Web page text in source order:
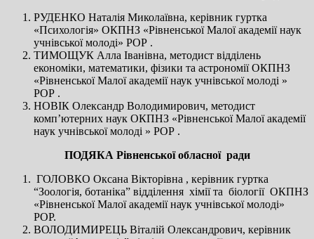
РУДЕНКО Наталія Миколаївна, керівник гуртка
«Психологія» ОКПНЗ «Рівненської Малої академії наук
учнівської молоді» РОР .
ТИМОЩУК Алла Іванівна, методист відділень
економіки, математики, фізики та астрономії ОКПНЗ
«Рівненської Малої академії наук учнівської молоді »
РОР .
НОВІК Олександр Володимирович, методист
комп’ютерних наук ОКПНЗ «Рівненської Малої академії
наук учнівської молоді » РОР .
ПОДЯКА Рівненської обласної ради
ГОЛОВКО Оксана Вікторівна , керівник гуртка
“Зоологія, ботаніка” відділення хімії та біології ОКПНЗ
«Рівненської Малої академії наук учнівської молоді»
РОР.
ВОЛОДИМИРЕЦЬ Віталій Олександрович, керівник